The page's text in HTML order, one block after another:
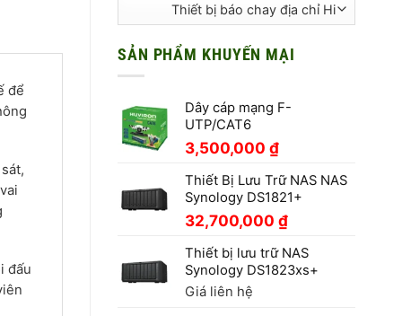
SẢN PHẨM KHUYẾN MẠI
Dây cáp mạng F-
UTP/CAT6
3,500,000 ₫
Thiết Bị Lưu Trữ NAS NAS
Synology DS1821+
32,700,000 ₫
Thiết bị lưu trữ NAS
Synology DS1823xs+
Giá liên hệ
để
đấu